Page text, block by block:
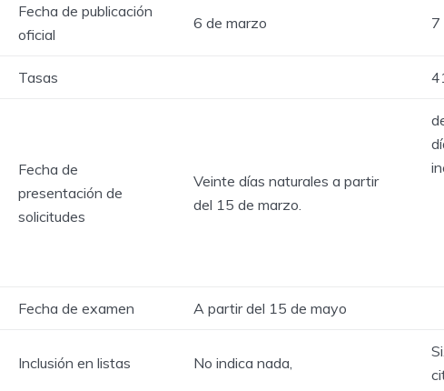
Fecha de publicación
oficial
6 de marzo 7
Tasas
Fecha de
presentación de
solicitudes
Veinte días naturales a partir
del 15 de marzo.
Fecha de examen A partir del 15 de mayo
Inclusión en listas No indica nada,